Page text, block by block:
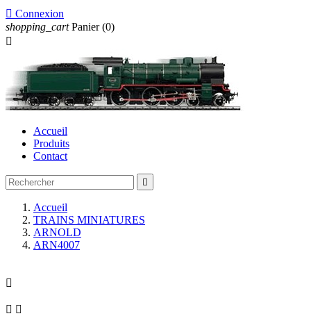
 Connexion
shopping_cart Panier (0)

Accueil
Produits
Contact

Accueil
TRAINS MINIATURES
ARNOLD
ARN4007

 